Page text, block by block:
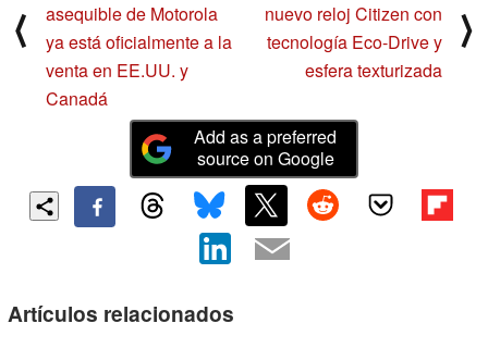
⟨
asequible de Motorola
ya está oficialmente a la
venta en EE.UU. y
Canadá
nuevo reloj Citizen con
tecnología Eco-Drive y
esfera texturizada
⟩
Add as a preferred
source on Google
Artículos relacionados